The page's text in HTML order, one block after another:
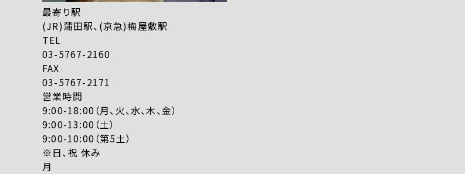
最寄り駅
(JR)蒲田駅、(京急)梅屋敷駅
TEL
03-5767-2160
FAX
03-5767-2171
営業時間
9:00-18:00（月、火、水、木、金）
9:00-13:00（土）
9:00-10:00（第5土）
※日、祝 休み
月